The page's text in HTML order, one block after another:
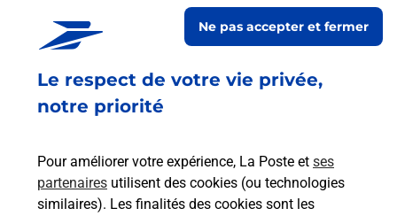
Le respect de votre vie privée,
notre priorité
Pour améliorer votre expérience, La Poste et ses
partenaires utilisent des cookies (ou technologies
similaires). Les finalités des cookies sont les
Ne pas accepter et fermer
Localiser les scanners à proximité
Le lien s'ouvre dans un nouvel onglet
En savoir plus